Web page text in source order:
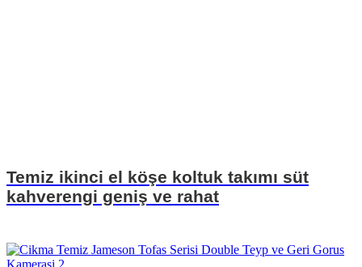
Temiz ikinci el köşe koltuk takımı süt
kahverengi geniş ve rahat